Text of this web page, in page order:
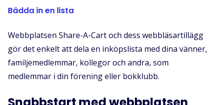
Bädda in en lista
Webbplatsen Share-A-Cart och dess webbläsartillägg
gör det enkelt att dela en inköpslista med dina vänner,
familjemedlemmar, kollegor och andra, som
medlemmar i din förening eller bokklubb.